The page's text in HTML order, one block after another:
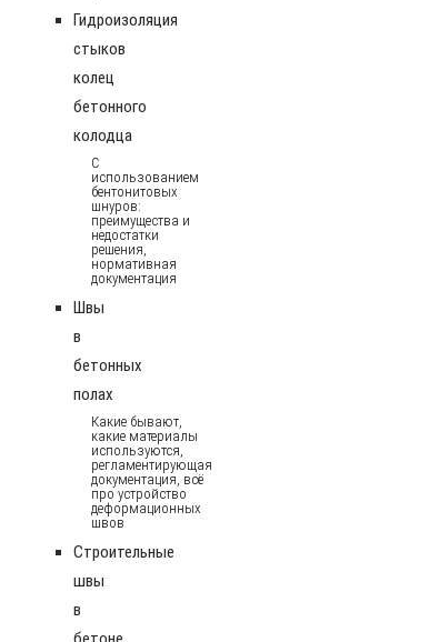
Гидроизоляция
стыков
колец
бетонного
колодца
С
использованием
бентонитовых
шнуров:
преимущества и
недостатки
решения,
нормативная
документация
Швы
в
бетонных
полах
Какие бывают,
какие материалы
используются,
регламентирующая
документация, всё
про устройство
деформационных
швов
Строительные
швы
в